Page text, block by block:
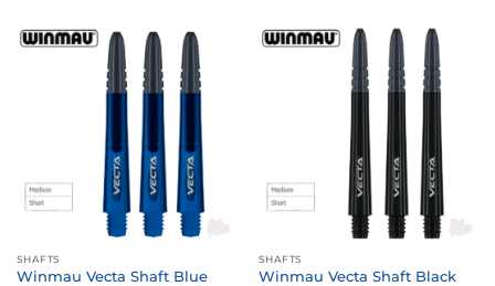
SHAFTS
Winmau Vecta Shaft Blue
SHAFTS
Winmau Vecta Shaft Black